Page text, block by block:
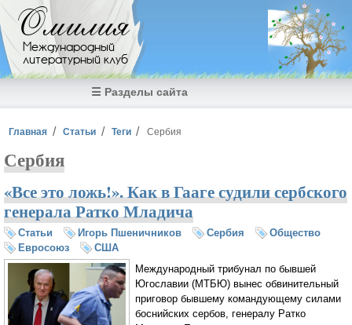
Перейти к основному содержанию
Омилия
Международный
литературный клуб
☰ Разделы сайта
Вы здесь
Главная Статьи Теги Сербия
Сербия
«Все это ложь!». Как в Гааге судили сербского
генерала Ратко Младича
Статьи Игорь Пшеничников Сербия
Общество
Евросоюз
США
Международный трибунал по бывшей
Югославии (МТБЮ) вынес обвинительный
приговор бывшему командующему силами
боснийских сербов, генералу Ратко